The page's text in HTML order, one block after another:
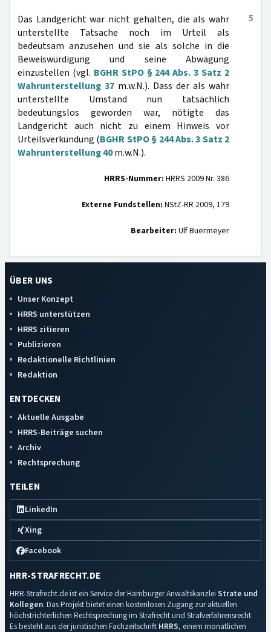
5
Das Landgericht war nicht gehalten, die als wahr
unterstellte Tatsache noch im Urteil als
bedeutsam anzusehen und sie als solche in die
Beweiswürdigung und seine Abwägung
einzustellen (vgl. BGHR StPO § 244 Abs. 3 Satz 2
Wahrunterstellung 37 m.w.N.). Dass der als wahr
unterstellte Umstand nun tatsächlich
bedeutungslos geworden war, nötigte das
Landgericht auch nicht zu einem Hinweis vor
Urteilsverkündung (BGHR StPO § 244 Abs. 3 Satz 2
Wahrunterstellung 40m.w.N.).
HRRS-Nummer: HRRS 2009 Nr. 386
Externe Fundstellen: NStZ-RR 2009, 179
Bearbeiter: Ulf Buermeyer
ÜBER UNS
Unser Konzept
HRRS unterstützen
HRRS zitieren
Publizieren
Redaktionelle Richtlinien
Redaktion
ENTDECKEN
Aktuelle Ausgabe
HRRS-Beiträge suchen
Archiv
Rechtsprechung
TEILEN
LinkedIn
Xing
Facebook
HRR-STRAFRECHT.DE
HRR-Strafrecht.de ist ein Service der Hamburger Anwaltskanzlei Strate und
Kollegen. Das Projekt bietet einen kostenlosen Zugang zur aktuellen
höchstrichterlichen Rechtsprechung im Strafrecht und Strafverfahrensrecht.
Es besteht aus der juristischen Fachzeitschrift HRRS, einem monatlichen